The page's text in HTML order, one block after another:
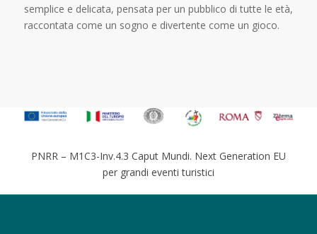
semplice e delicata, pensata per un pubblico di tutte le età,
raccontata come un sogno e divertente come un gioco.
PNRR – M1C3-Inv.4.3 Caput Mundi. Next Generation EU
per grandi eventi turistici